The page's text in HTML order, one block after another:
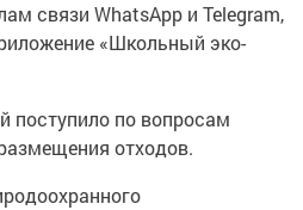
связи WhatsApp и Telegram,
«Школьный эко-
поступило по вопросам
отходов.